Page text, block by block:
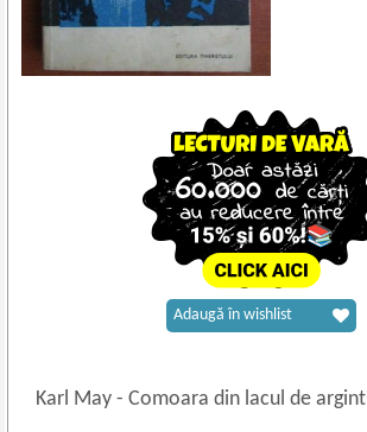
Karl May- Comoara din lacul de argint
Adaugă în wishlist